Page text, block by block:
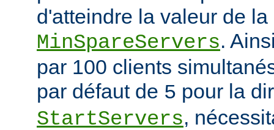
d'atteindre la valeur de
MinSpareServers.
par 100 clients
par défaut de 5 pour la
StartServers,